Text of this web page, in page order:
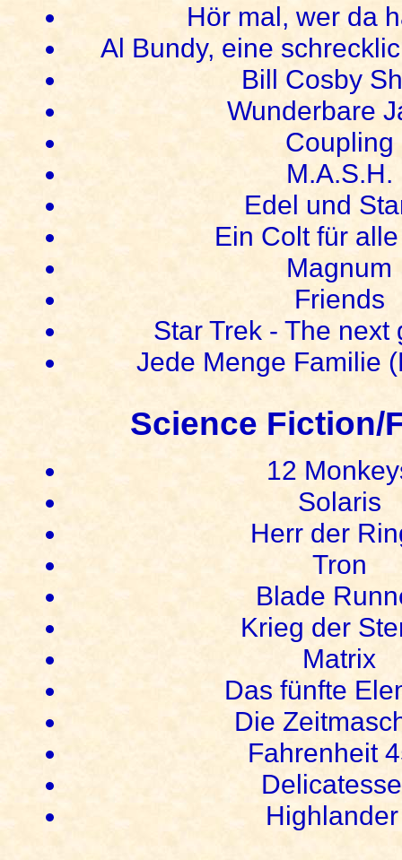
Hör mal, wer da
Al Bundy, eine
Bill Cosby
Wunderbare
Coupling
M.A.S.H.
Edel und
Ein Colt für
Magnum
Friends
Star Trek - The next
Jede Menge Familie
Science Fiction/
12
Solaris
Herr der
Tron
Blade
Krieg der
Matrix
Das fünfte
Die
Fahrenheit